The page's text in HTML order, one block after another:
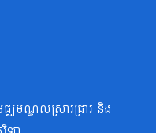
ណ្ឌលស្រាវជ្រាវ និង